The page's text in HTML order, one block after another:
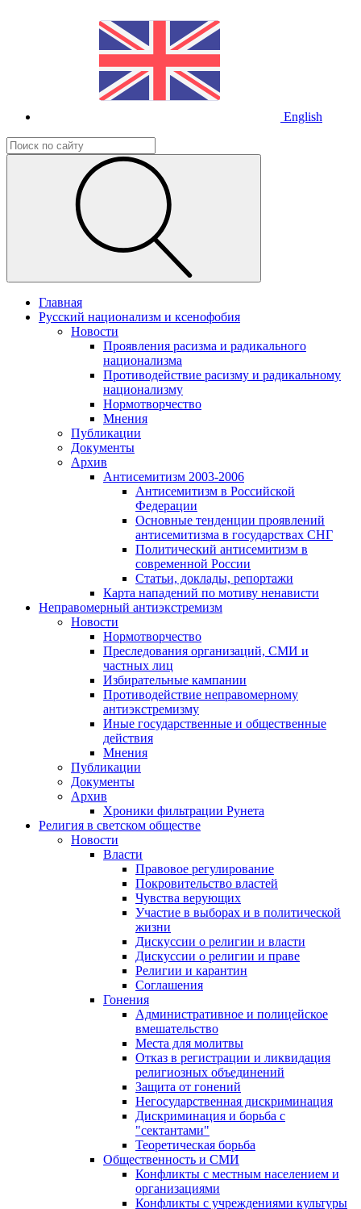
English
Главная
Русский национализм и ксенофобия
Новости
Проявления расизма и радикального
национализма
Противодействие расизму и радикальному
национализму
Нормотворчество
Мнения
Публикации
Документы
Архив
Антисемитизм 2003-2006
Антисемитизм в Российской
Федерации
Основные тенденции проявлений
антисемитизма в государствах СНГ
Политический антисемитизм в
современной России
Статьи, доклады, репортажи
Карта нападений по мотиву ненависти
Неправомерный антиэкстремизм
Новости
Нормотворчество
Преследования организаций, СМИ и
частных лиц
Избирательные кампании
Противодействие неправомерному
антиэкстремизму
Иные государственные и общественные
действия
Мнения
Публикации
Документы
Архив
Хроники фильтрации Рунета
Религия в светском обществе
Новости
Власти
Правовое регулирование
Покровительство властей
Чувства верующих
Участие в выборах и в политической
жизни
Дискуссии о религии и власти
Дискуссии о религии и праве
Религии и карантин
Соглашения
Гонения
Административное и полицейское
вмешательство
Места для молитвы
Отказ в регистрации и ликвидация
религиозных объединений
Защита от гонений
Негосударственная дискриминация
Дискриминация и борьба с
"сектантами"
Теоретическая борьба
Общественность и СМИ
Конфликты с местным населением и
организациями
Конфликты с учреждениями культуры